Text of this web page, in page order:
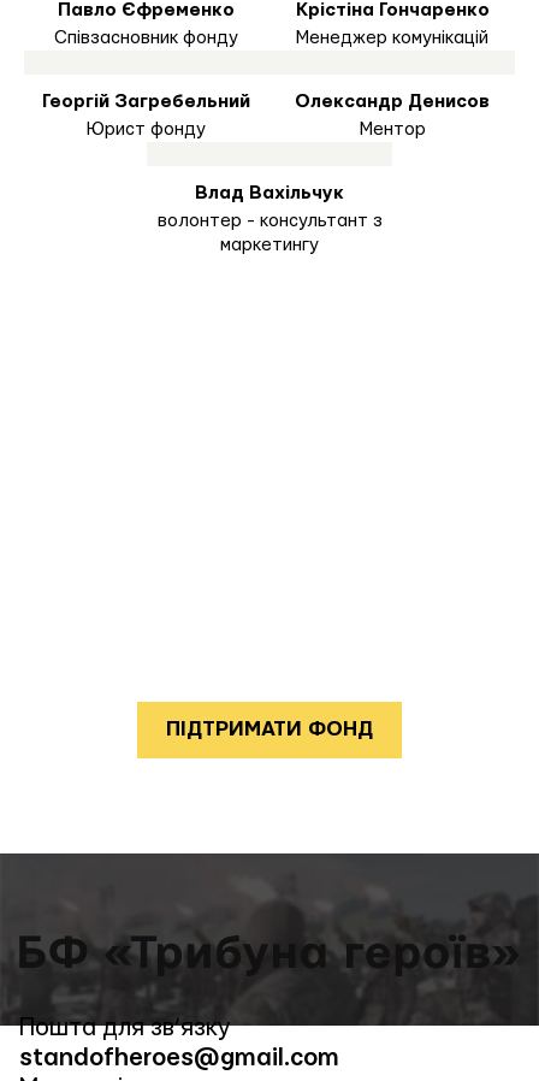
Павло Єфременко
Співзасновник фонду
Крістіна Гончаренко
Менеджер комунікацій
Георгій Загребельний
Юрист фонду
Олександр Денисов
Ментор
Влад Вахільчук
волонтер - консультант з
маркетингу
ПІДТРИМАТИ ФОНД
Пошта для зв’язку
standofheroes@gmail.com